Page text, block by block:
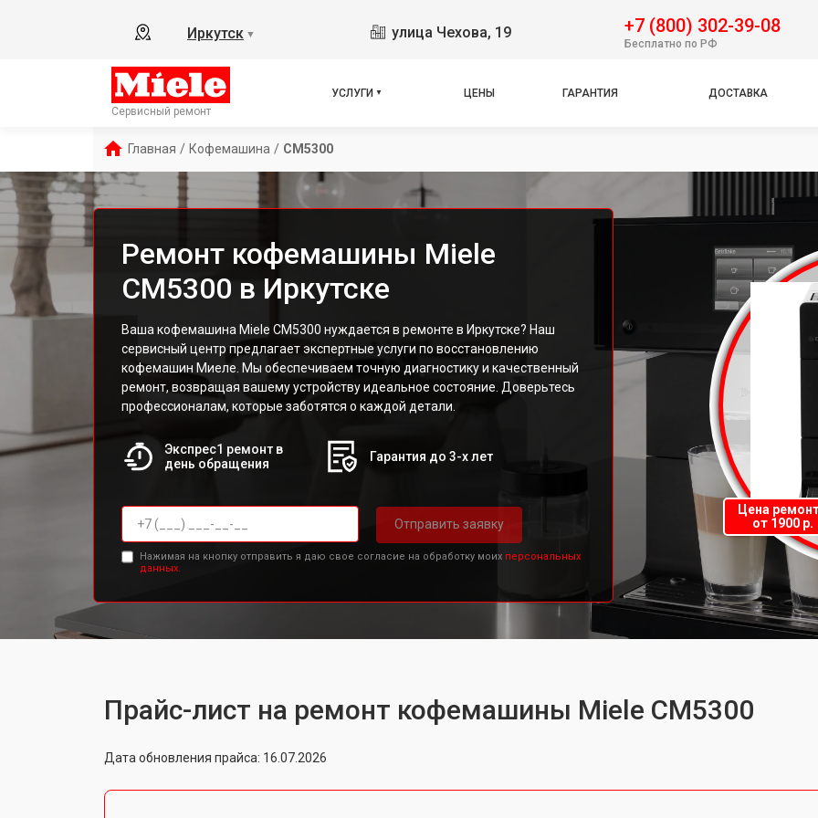
Иркутск ▼ улица Чехова, 19 +7 (800) 302-39-08
Бесплатно по РФ
Сервисный ремонт
УСЛУГИ ЦЕНЫ ГАРАНТИЯ ДОСТАВКА
Главная / Кофемашина / CM5300
Ремонт кофемашины Miele
CM5300 в Иркутске
Ваша кофемашина Miele CM5300 нуждается в ремонте в Иркутске? Наш
сервисный центр предлагает экспертные услуги по восстановлению
кофемашин Миеле. Мы обеспечиваем точную диагностику и качественный
ремонт, возвращая вашему устройству идеальное состояние. Доверьтесь
профессионалам, которые заботятся о каждой детали.
Экспрес1 ремонт в
день обращения
Гарантия до 3-х лет
Отправить заявку
Нажимая на кнопку отправить я даю свое согласие на обработку моих персональных
данных.
Цена
от 1900 р.
Прайс-лист на ремонт кофемашины Miele CM5300
Дата обновления прайса: 16.07.2026